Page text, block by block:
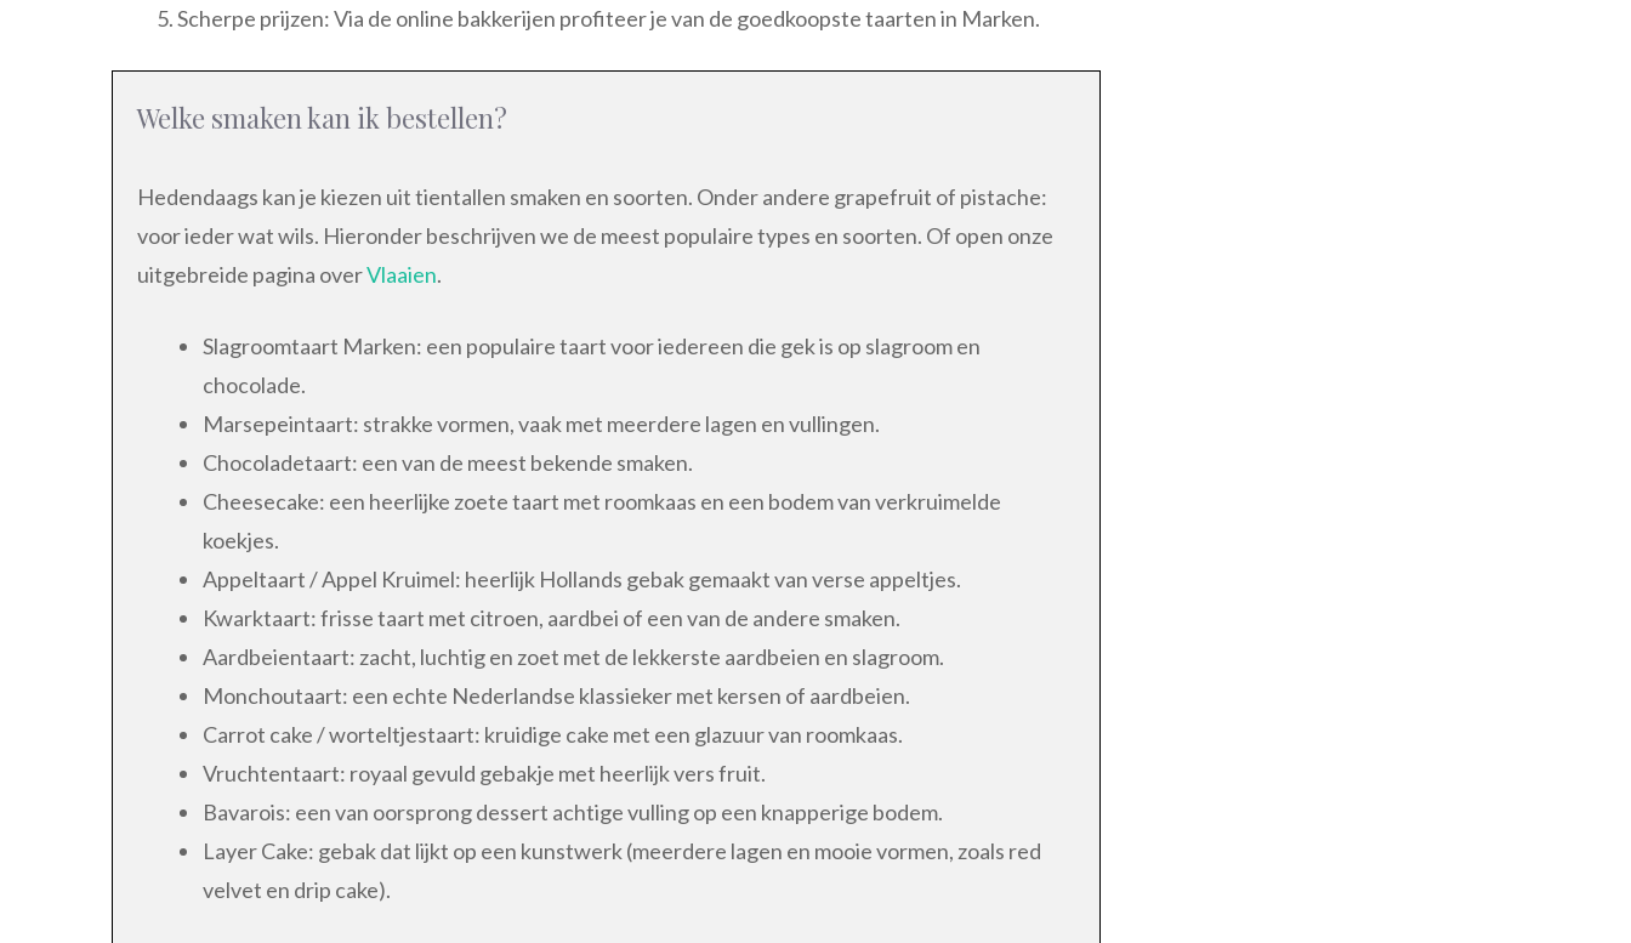
Scherpe prijzen: Via de online bakkerijen profiteer je van de goedkoopste taarten in Marken.
Welke smaken kan ik bestellen?
Hedendaags kan je kiezen uit tientallen smaken en soorten. Onder andere grapefruit of pistache:
voor ieder wat wils. Hieronder beschrijven we de meest populaire types en soorten. Of open onze
uitgebreide pagina overVlaaien.
Slagroomtaart Marken: een populaire taart voor iedereen die gek is op slagroom en
chocolade.
Marsepeintaart: strakke vormen, vaak met meerdere lagen en vullingen.
Chocoladetaart: een van de meest bekende smaken.
Cheesecake: een heerlijke zoete taart met roomkaas en een bodem van verkruimelde
koekjes.
Appeltaart / Appel Kruimel: heerlijk Hollands gebak gemaakt van verse appeltjes.
Kwarktaart: frisse taart met citroen, aardbei of een van de andere smaken.
Aardbeientaart: zacht, luchtig en zoet met de lekkerste aardbeien en slagroom.
Monchoutaart: een echte Nederlandse klassieker met kersen of aardbeien.
Carrot cake / worteltjestaart: kruidige cake met een glazuur van roomkaas.
Vruchtentaart: royaal gevuld gebakje met heerlijk vers fruit.
Bavarois: een van oorsprong dessert achtige vulling op een knapperige bodem.
Layer Cake: gebak dat lijkt op een kunstwerk (meerdere lagen en mooie vormen, zoals red
velvet en drip cake).